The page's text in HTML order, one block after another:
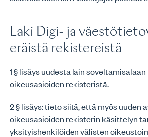
Laki Digi- ja
eräistä rekistereistä
1 § lisäys uudesta lain
oikeusasioiden rekisteristä.
2 § lisäys: tieto siitä, että myös uuden
oikeusasioiden rekisterin käsittelyn
yksityishenkilöiden välisten